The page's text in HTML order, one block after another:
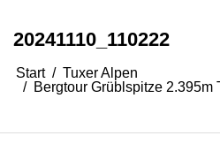
20241110_110222
Start
Tuxer Alpen
Bergtour Grüblspitze 2.395m